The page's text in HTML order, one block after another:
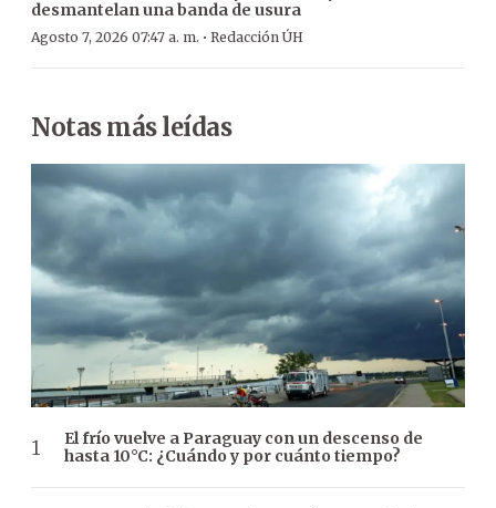
desmantelan una banda de usura
Agosto 7, 2026 07:47 a. m. · Redacción ÚH
Notas más leídas
El frío vuelve a Paraguay con un descenso de
hasta 10°C: ¿Cuándo y por cuánto tiempo?